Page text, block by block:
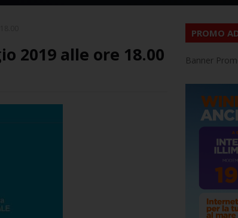
2019 alle ore 18.00
PROMO
Banner